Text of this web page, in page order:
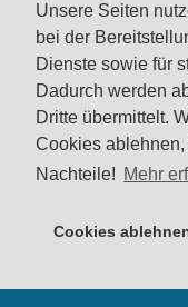
Unsere Seiten
bei der
Dienste sowie für
Dadurch werden
Dritte übermittelt.
Cookies
Nachteile! Mehr
Cookies
LEBENSMITTEL/TOP
UPDATE Rückruf:
Bio Beerenmischung
24 JULI, 2026